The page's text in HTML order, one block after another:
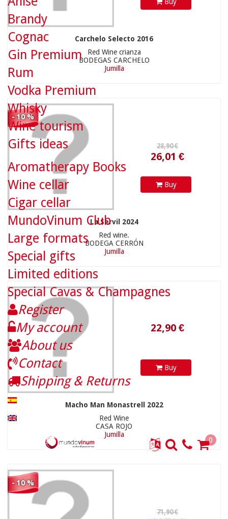
Buy
Carchelo Selecto 2016
Red Wine crianza
BODEGAS CARCHELO
Jumilla
- 10 %
Buy
La Servil 2024
Red wine.
BODEGA CERRÓN
Jumilla
22,90 €
Buy
Macho Man Monastrell 2022
Red Wine
CASA ROJO
Jumilla
- 10 %
Brandy
Cognac
Gin Premium
Rum
Vodka Premium
Whisky
Wine tourism
Gifts ideas
Aromatherapy Books
Wine cellar
Cigar cellar
MundoVinum Club
Large formats
Special gifts
Limited editions
Special Cavas & Champagnes
Register
My account
About us
Contact
Shipping & Returns
0